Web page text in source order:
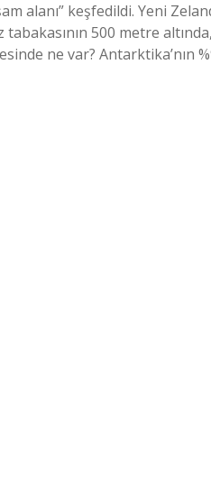
alanı” keşfedildi. Yeni
tabakasının 500 metre
ne var? Antarktika’nın